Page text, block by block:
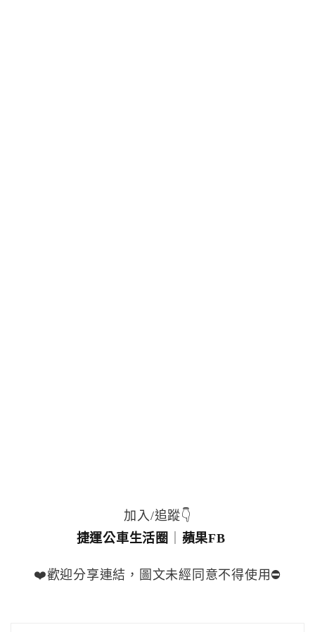
加入/追蹤👇
捷運公車生活圈
蘋果FB
❤️歡迎分享連結，圖文未經同意不得使用⛔️